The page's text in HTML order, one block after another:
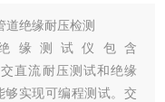
道绝缘耐压检测
缘测试仪包含
交直流耐压测试和绝缘
实现可编程测试。交